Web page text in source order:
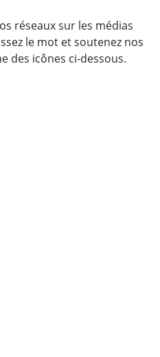
réseaux sur les médias
le mot et soutenez nos
des icônes ci-dessous.